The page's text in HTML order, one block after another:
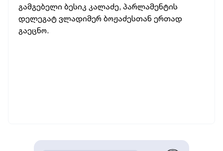
გამგებელი ბესიკ კალაძე, პარლამენტის
დელეგატ ვლადიმერ ბოჟაძესთან ერთად
გაეცნო.